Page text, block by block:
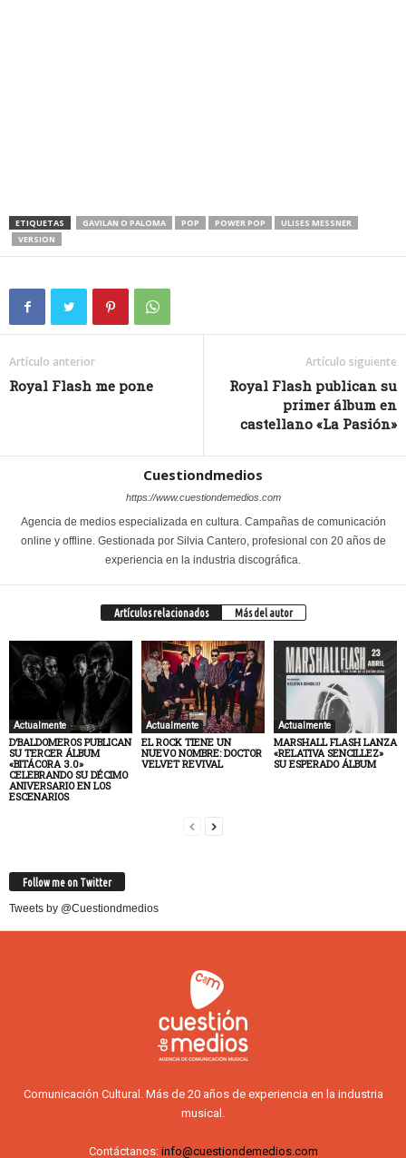
ETIQUETAS GAVILAN O PALOMA POP POWER POP
ULISES MESSNER
VERSION
Artículo anterior
Royal Flash me pone
Artículo siguiente
Royal Flash publican su
primer álbum en
castellano «La Pasión»
Cuestiondmedios
https://www.cuestiondemedios.com
Agencia de medios especializada en cultura. Campañas de comunicación
online y offline. Gestionada por Silvia Cantero, profesional con 20 años de
experiencia en la industria discográfica.
Artículos relacionados Más del autor
Actualmente
D’BALDOMEROS PUBLICAN
SU TERCER ÁLBUM
«BITÁCORA 3.0»
CELEBRANDO SU DÉCIMO
ANIVERSARIO EN LOS
ESCENARIOS
Actualmente
EL ROCK TIENE UN
NUEVO NOMBRE: DOCTOR
VELVET REVIVAL
Actualmente
MARSHALL FLASH LANZA
«RELATIVA SENCILLEZ»
SU ESPERADO ÁLBUM
Follow me on Twitter
Tweets by @Cuestiondmedios
Comunicación Cultural. Más de 20 años de experiencia en la industria
musical.
Contáctanos: info@cuestiondemedios.com